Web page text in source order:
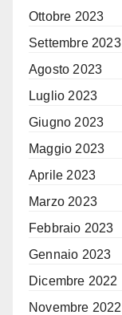
Ottobre 2023
Settembre 2023
Agosto 2023
Luglio 2023
Giugno 2023
Maggio 2023
Aprile 2023
Marzo 2023
Febbraio 2023
Gennaio 2023
Dicembre 2022
Novembre 2022